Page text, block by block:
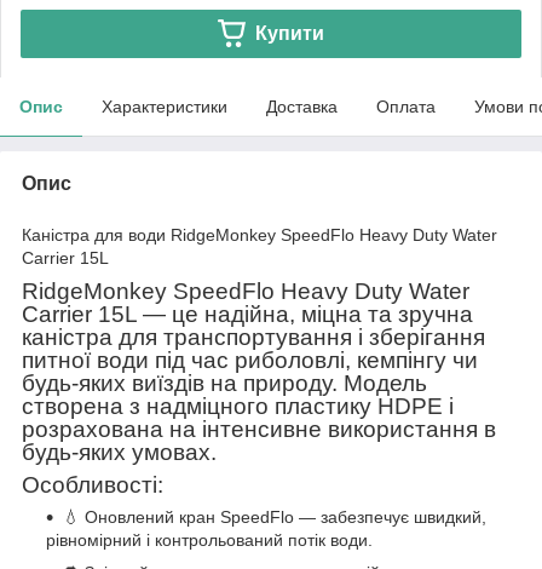
Купити
Опис Характеристики Доставка Оплата Умови
Опис
Каністра для води RidgeMonkey SpeedFlo Heavy Duty Water
Carrier 15L
RidgeMonkey SpeedFlo Heavy Duty Water
Carrier 15L — це надійна, міцна та зручна
каністра для транспортування і зберігання
питної води під час риболовлі, кемпінгу чи
будь-яких виїздів на природу. Модель
створена з надміцного пластику HDPE і
розрахована на інтенсивне використання в
будь-яких умовах.
Особливості:
💧 Оновлений кран SpeedFlo — забезпечує швидкий,
рівномірний і контрольований потік води.